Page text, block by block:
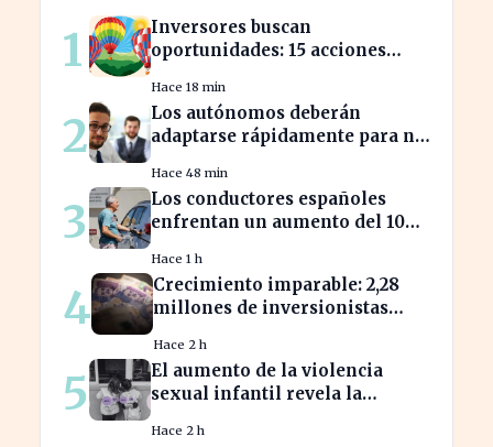
1
Inversores buscan
oportunidades: 15 acciones
bursátil
Hace 18 min
2
Los autónomos deberán
adaptarse rápidamente para no
nóminas
Hace 48 min
3
Los conductores españoles
enfrentan un aumento del 10%
desde marzo
Hace 1 h
4
Crecimiento imparable: 2,28
millones de inversionistas
de $123,7 billones
Hace 2 h
5
El aumento de la violencia
sexual infantil revela la
familiar
Hace 2 h